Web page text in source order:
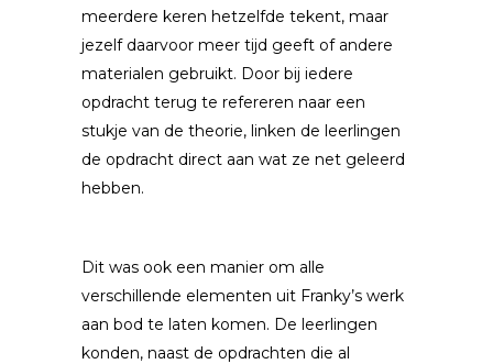
meerdere keren hetzelfde tekent, maar
jezelf daarvoor meer tijd geeft of andere
materialen gebruikt. Door bij iedere
opdracht terug te refereren naar een
stukje van de theorie, linken de leerlingen
de opdracht direct aan wat ze net geleerd
hebben.
Dit was ook een manier om alle
verschillende elementen uit Franky’s werk
aan bod te laten komen. De leerlingen
konden, naast de opdrachten die al